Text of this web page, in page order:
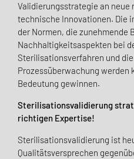
Validierungsstrategie an neue
technische Innovationen. Die
der Normen, die zunehmende
Nachhaltigkeitsaspekten bei
Sterilisationsverfahren und
Prozessüberwachung werden
Bedeutung gewinnen.
Sterilisationsvalidierung
richtigen Expertise!
Sterilisationsvalidierung ist
Qualitätsversprechen